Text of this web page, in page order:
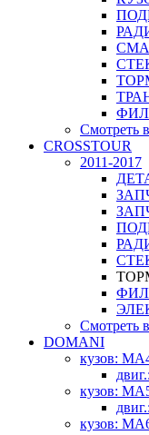
Смотреть
CROSSTOUR
2011-2017
Смотреть
DOMANI
кузов:
кузов:
кузов: